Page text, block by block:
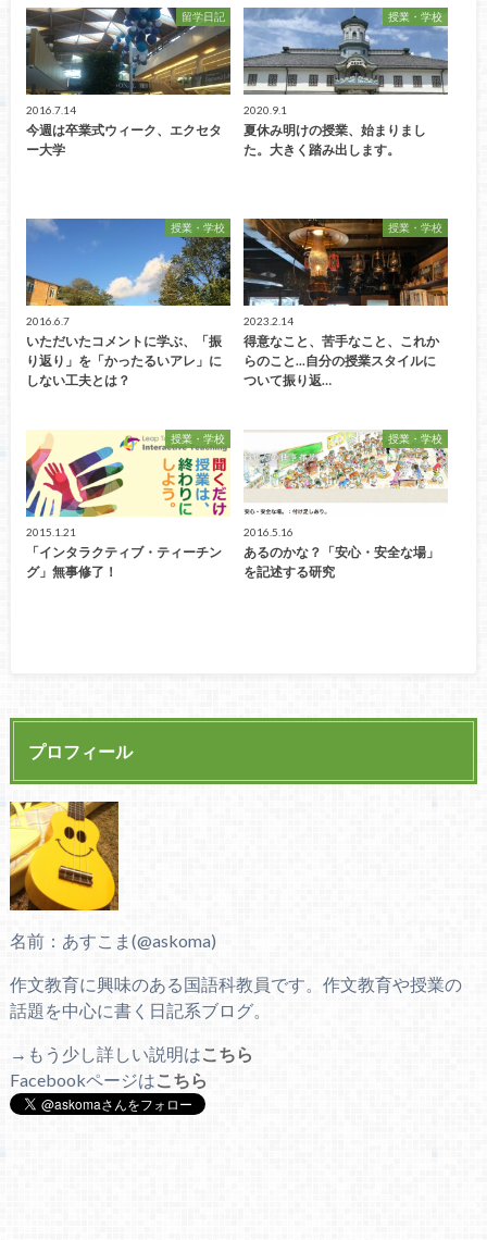
留学日記
2016.7.14
今週は卒業式ウィーク、エクセタ
ー大学
授業・学校
2020.9.1
夏休み明けの授業、始まりまし
た。大きく踏み出します。
授業・学校
2016.6.7
いただいたコメントに学ぶ、「振
り返り」を「かったるいアレ」に
しない工夫とは？
授業・学校
2023.2.14
得意なこと、苦手なこと、これか
らのこと...自分の授業スタイルに
ついて振り返…
授業・学校
2015.1.21
「インタラクティブ・ティーチン
グ」無事修了！
授業・学校
2016.5.16
あるのかな？「安心・安全な場」
を記述する研究
プロフィール
名前：あすこま(@askoma)
作文教育に興味のある国語科教員です。作文教育や授業の
話題を中心に書く日記系ブログ。
→もう少し詳しい説明はこちら
Facebookページはこちら